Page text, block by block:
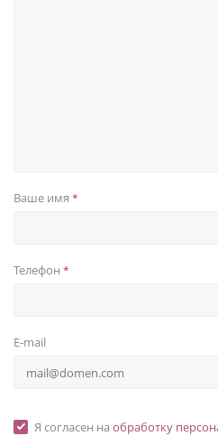
Ваше имя *
Телефон *
E-mail
Я согласен на обработку